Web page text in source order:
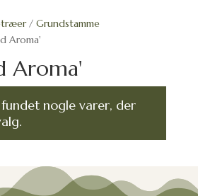
/ Grundstamme
Aroma'
Aroma'
nogle varer, der